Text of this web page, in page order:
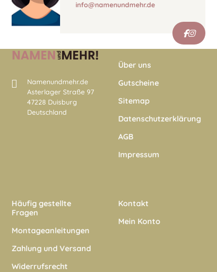
info@namenundmehr.de
Namenundmehr.de
Asterlager Straße 97
47228 Duisburg
Deutschland
Über uns
Gutscheine
Sitemap
Datenschutzerklärung
AGB
Impressum
Häufig gestellte
Fragen
Montageanleitungen
Zahlung und Versand
Widerrufsrecht
Kontakt
Mein Konto